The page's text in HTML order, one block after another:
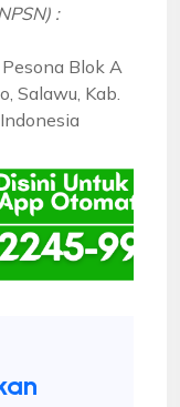
:
Pesona Blok A
Salawu, Kab.